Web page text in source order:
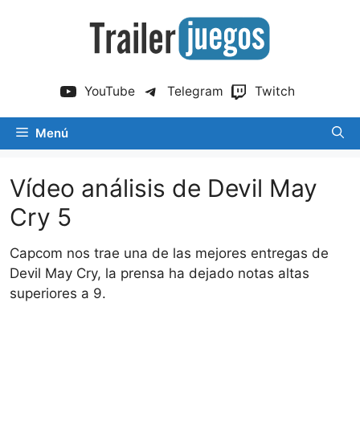
YouTube Telegram Twitch
Menú
Vídeo análisis de Devil May
Cry 5
Capcom nos trae una de las mejores entregas de
Devil May Cry, la prensa ha dejado notas altas
superiores a 9.